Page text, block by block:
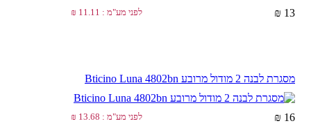
לפני מע"מ : 11.11 ₪ 13 ₪
מסגרת לבנה 2 מודול מרובע Bticino Luna 4802bn
לפני מע"מ : 13.68 ₪ 16 ₪